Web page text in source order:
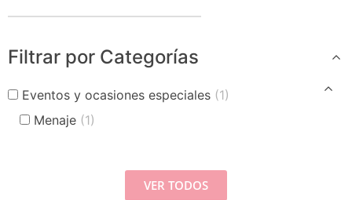
Filtrar por Categorías
Eventos y ocasiones especiales (1)
Menaje (1)
VER TODOS